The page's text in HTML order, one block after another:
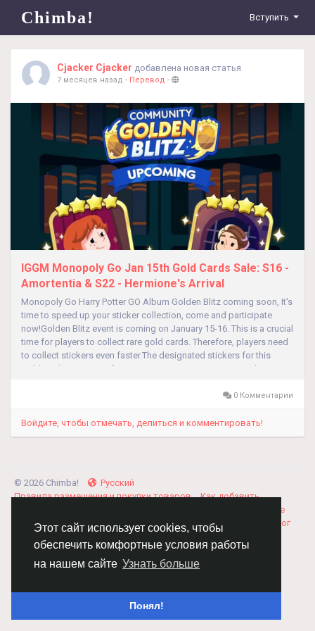
Этот сайт использует cookies, чтобы
обеспечить комфортные условия работы
на нашем сайте Узнать больше
Понял!
Chimba! Вступить
Cjacker Cjacker добавлена новая статья
7 месяцев назад - Перевод -
IGGM Monopoly Go Jan 15th Gold Cards Sale: S16 -
Amortentia & S22 - Hermione's Arrival
Monopoly Go Harry Potter GO Album Golden Blitz coming soon, It's
time to speed up your sticker collection, come and participate
now!Golden Blitz event is coming on January 15-16. This is a crucial
time for players to collect rare gold cards. Therefore, players need
to collect stickers even faster.The designated stickers for this
Golden Blitz event are "S16 - Amortentia & S22 - Hermione's...
0 Комментарии
Войдите, чтобы отмечать, делиться и комментировать!
© 2026 Chimba!
Русский
Правила размещения и покупки товаров
Как добавить
Соглашение
Политика Конфиденциальности
Свяжитесь с нами Каталог